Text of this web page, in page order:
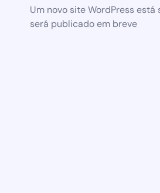
Um novo site WordPress está
será publicado em breve